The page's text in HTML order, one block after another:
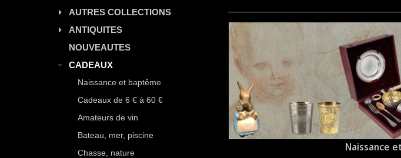
AUTRES COLLECTIONS
ANTIQUITES
NOUVEAUTES
CADEAUX
Naissance et baptême
Cadeaux de 6 € à 60 €
Amateurs de vin
Bateau, mer, piscine
Chasse, nature
Naissance